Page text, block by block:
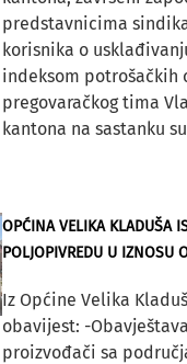
predstavnicima
korisnika o
indeksom potrošačkih
pregovaračkog tima
kantona na sastanku
OPĆINA VELIKA KLADUŠA
POLJOPIVREDU U IZNOSU
Iz Općine Velika
obavijest: -
proizvođači sa